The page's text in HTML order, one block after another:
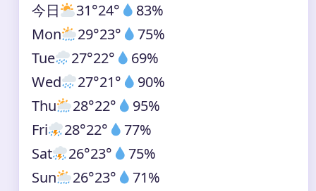
今日
31°24°
83%
Mon
29°23°
75%
Tue
27°22°
69%
Wed
27°21°
90%
Thu
28°22°
95%
Fri
28°22°
77%
Sat
26°23°
75%
Sun
26°23°
71%